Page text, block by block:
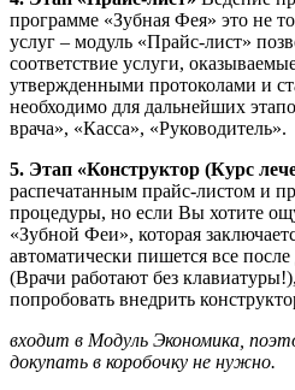
программе «Зубная Фея» это не
услуг – модуль «Прайс-лист»
соответствие услуги,
утвержденными протоколами и
необходимо для дальнейших
врача», «Касса», «Руководитель».
5. Этап «Конструктор (Курс
распечатанным прайс-листом и
процедуры, но если Вы хотите
«Зубной Феи», которая
автоматически пишется все
(Врачи работают без
попробовать внедрить
входит в Модуль Экономика,
докупать в коробочку не нужно.